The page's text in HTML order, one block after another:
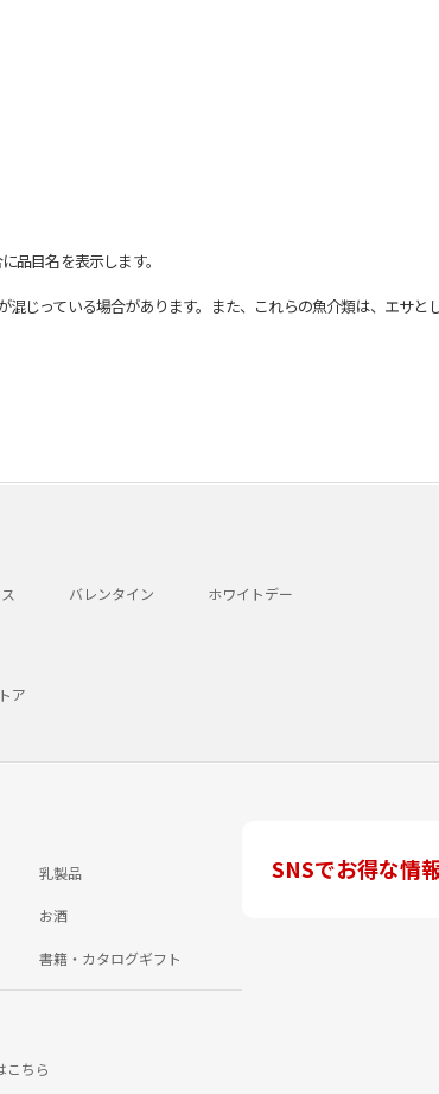
品目名を表示します。
っている場合があります。また、これらの魚介類は、エサと
バレンタイン ホワイトデー
ア
乳製品
お酒
書籍・カタログギフト
こちら
SNSでお得な情